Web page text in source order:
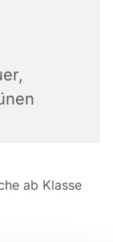
ab Klasse